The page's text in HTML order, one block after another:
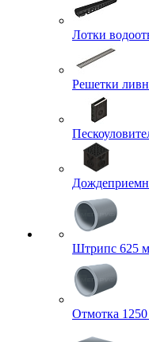
Лотки
Решетки
Штрипс 625
Отмотка